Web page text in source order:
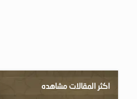
اكثر المقالات مشاهده